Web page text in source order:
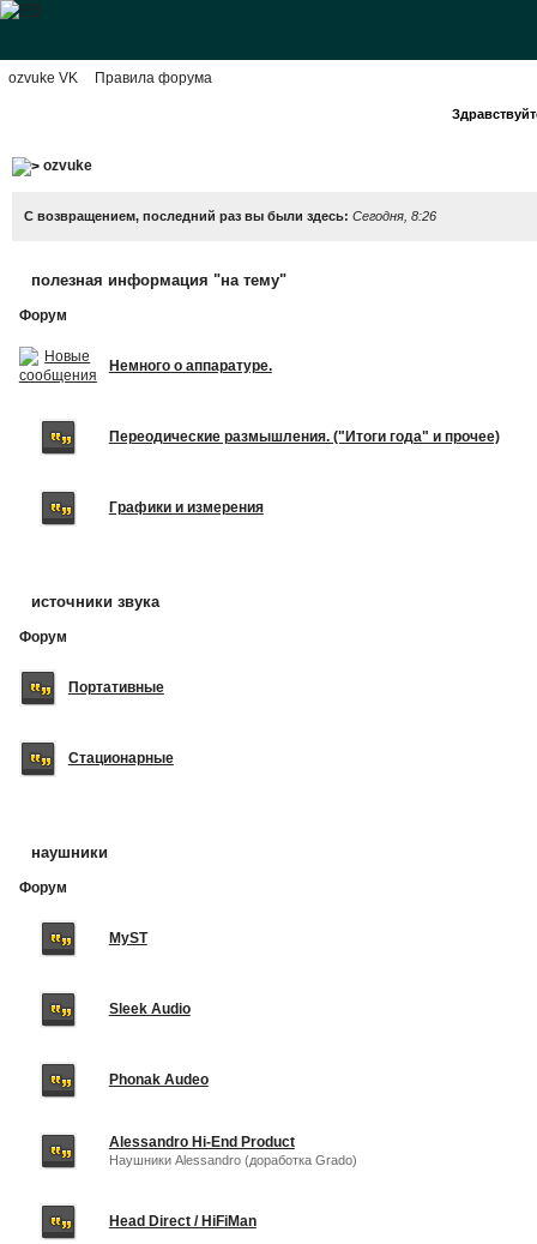
ozvuke VK Правила форума
ozvuke
С возвращением, последний раз вы были здесь: Сегодня, 8:26
полезная информация "на тему"
Форум
Немного о аппаратуре.
Переодические размышления. ("Итоги года" и прочее)
Графики и измерения
источники звука
Форум
Портативные
Стационарные
наушники
Форум
MyST
Sleek Audio
Phonak Audeo
Alessandro Hi-End Product
Наушники Alessandro (доработка Grado)
Head Direct / HiFiMan